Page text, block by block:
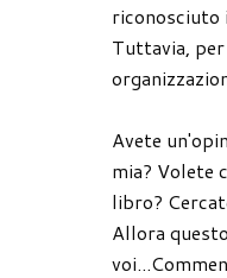
Tuttavia,
Avete
mia? Volete
libro?
Allora